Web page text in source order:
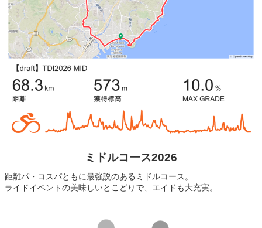
ミドルコース2026
距離パ・コスパともに最強説のあるミドルコース。
ライドイベントの美味しいとこどりで、エイドも大充実。